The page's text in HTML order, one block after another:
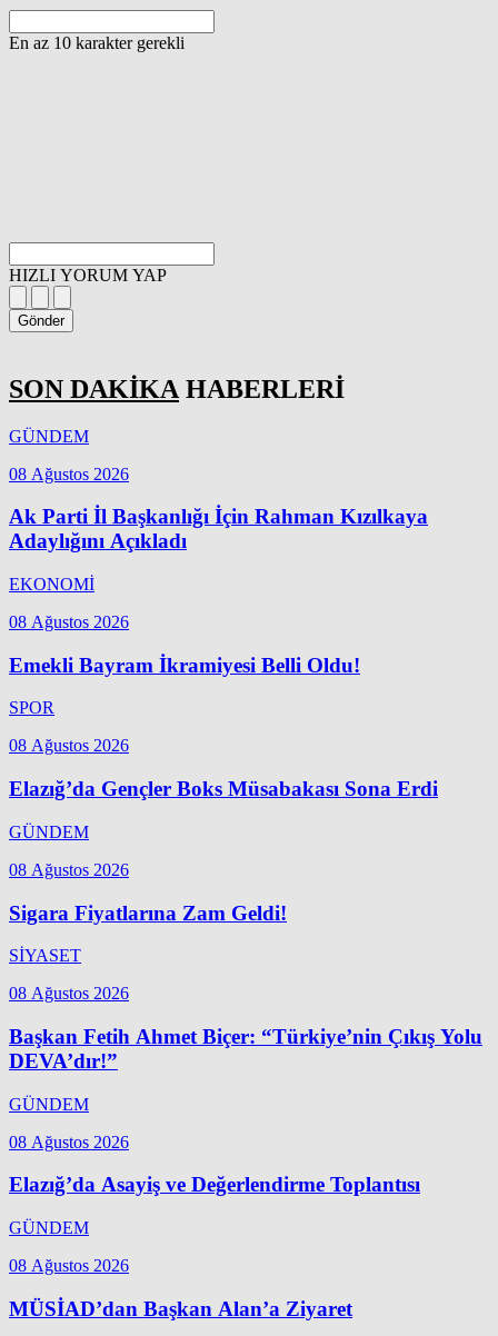
En az 10 karakter gerekli
HIZLI YORUM YAP
Gönder
SON DAKİKA HABERLERİ
GÜNDEM
08 Ağustos 2026
Ak Parti İl Başkanlığı İçin Rahman Kızılkaya
Adaylığını Açıkladı
EKONOMİ
08 Ağustos 2026
Emekli Bayram İkramiyesi Belli Oldu!
SPOR
08 Ağustos 2026
Elazığ’da Gençler Boks Müsabakası Sona Erdi
GÜNDEM
08 Ağustos 2026
Sigara Fiyatlarına Zam Geldi!
SİYASET
08 Ağustos 2026
Başkan Fetih Ahmet Biçer: “Türkiye’nin Çıkış Yolu
DEVA’dır!”
GÜNDEM
08 Ağustos 2026
Elazığ’da Asayiş ve Değerlendirme Toplantısı
GÜNDEM
08 Ağustos 2026
MÜSİAD’dan Başkan Alan’a Ziyaret